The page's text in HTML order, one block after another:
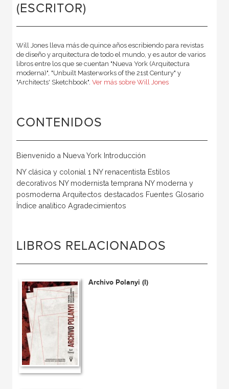
(ESCRITOR)
Will Jones lleva más de quince años escribiendo para revistas
de diseño y arquitectura de todo el mundo, y es autor de varios
libros entre los que se cuentan "Nueva York (Arquitectura
moderna)", "Unbuilt Masterworks of the 21st Century" y
"Architects' Sketchbook". Ver más sobre Will Jones
CONTENIDOS
Bienvenido a Nueva York Introducción
NY clásica y colonial 1 NY renacentista Estilos
decorativos NY modernista temprana NY moderna y
posmoderna Arquitectos destacados Fuentes Glosario
Índice analítico Agradecimientos
LIBROS RELACIONADOS
Archivo Polanyi (I)